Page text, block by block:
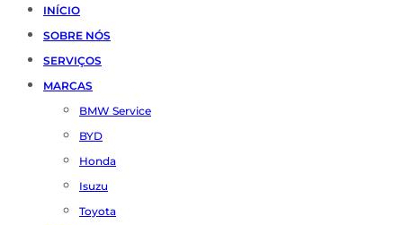
INÍCIO
SOBRE NÓS
SERVIÇOS
MARCAS
BMW Service
BYD
Honda
Isuzu
Toyota